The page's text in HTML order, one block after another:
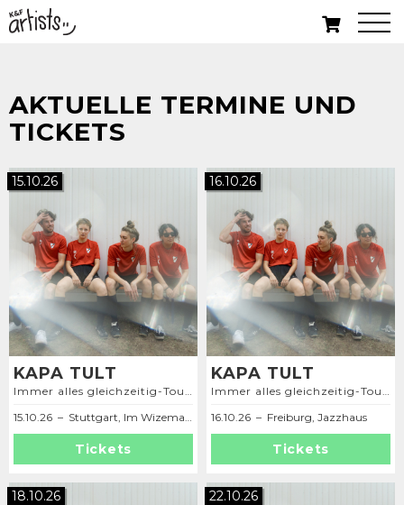
AKTUELLE TERMINE UND
TICKETS
15.10.26
KAPA TULT
Immer alles gleichzeitig-Tour 2026
15.10.26 – Stuttgart, Im Wizemann (Studio)
Tickets
16.10.26
KAPA TULT
Immer alles gleichzeitig-Tour 2026
16.10.26 – Freiburg, Jazzhaus
Tickets
18.10.26 22.10.26